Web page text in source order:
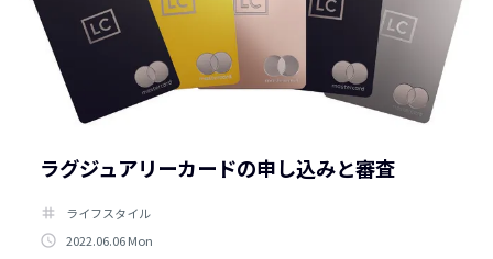
ラグジュアリーカードの申し込みと審査
tag
ライフスタイル
access_time 2022.06.06 Mon